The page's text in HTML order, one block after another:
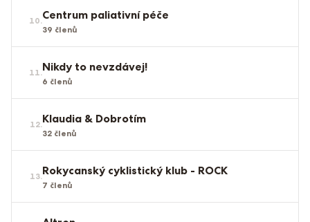
10.Centrum paliativní péče
39 členů
11.Nikdy to nevzdávej!
6 členů
12.Klaudia & Dobrotím
32 členů
13.Rokycanský cyklistický klub - ROCK
7 členů